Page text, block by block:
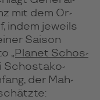
mit dem Or­
indem jeweils
Sai­son
„Planet Schos­
Schos­ta­ko­
der Mah­